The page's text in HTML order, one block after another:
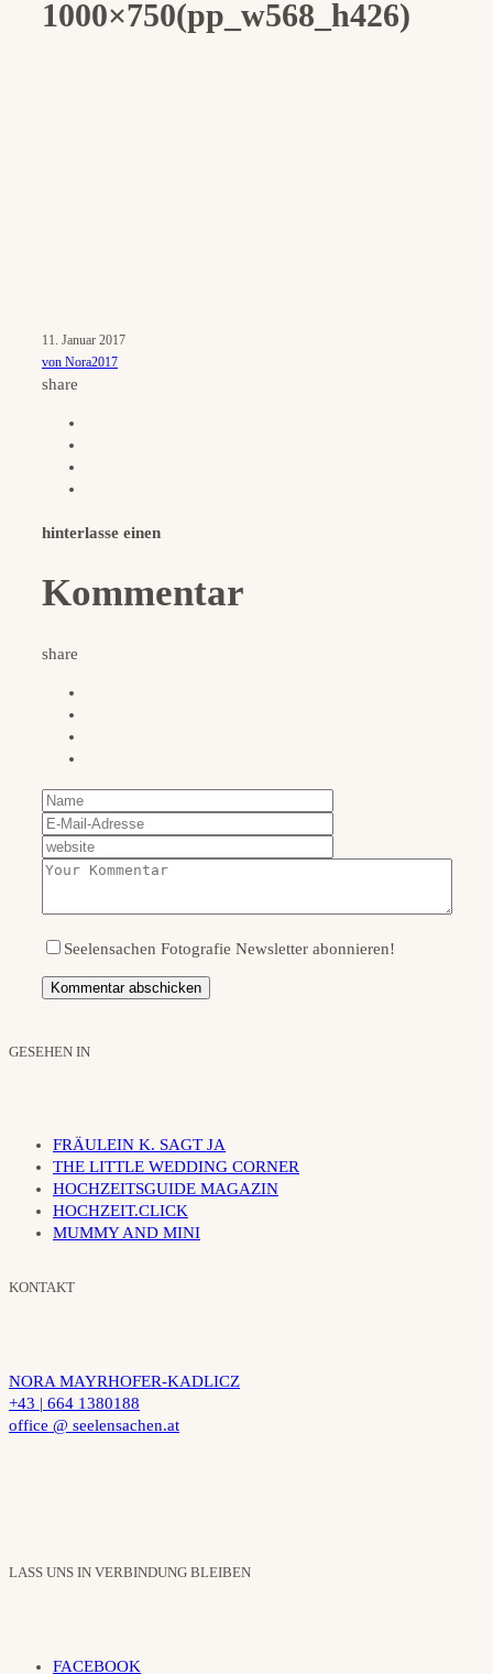
1000×750(pp_w568_h426)
11. Januar 2017
von Nora2017
share
hinterlasse einen
Kommentar
share
Seelensachen Fotografie Newsletter abonnieren!
GESEHEN IN
FRÄULEIN K. SAGT JA
THE LITTLE WEDDING CORNER
HOCHZEITSGUIDE MAGAZIN
HOCHZEIT.CLICK
MUMMY AND MINI
KONTAKT
NORA MAYRHOFER-KADLICZ
+43 | 664 1380188
office @ seelensachen.at
LASS UNS IN VERBINDUNG BLEIBEN
FACEBOOK